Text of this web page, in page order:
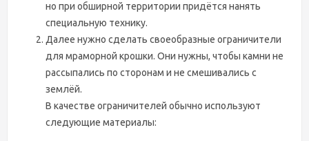
но при обширной территории придётся нанять
специальную технику.
Далее нужно сделать своеобразные ограничители
для мраморной крошки. Они нужны, чтобы камни не
рассыпались по сторонам и не смешивались с
землёй.
В качестве ограничителей обычно используют
следующие материалы: